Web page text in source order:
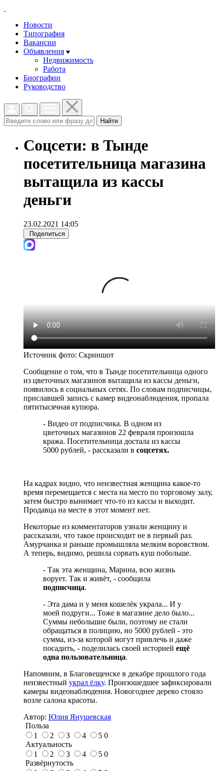
Новости
Типография
Вакансии
Объявления
Недвижимость
Работа
Биографии
Руководство
Найти
Соцсети: в Тынде
посетительница магазина
вытащила из кассы
деньги
23.02.2021 14:05
Поделиться
Источник фото: Скриншот
Сообщение о том, что в Тынде посетительница одного
из цветочных магазинов вытащила из кассы деньги,
появилось в социальных сетях. По словам подписчицы,
приславшей запись с камер видеонаблюдения, пропала
пятитысячная купюра.
- Видео от подписчика. В одном из
цветочных магазинов 22 февраля произошла
кража. Посетительница достала из кассы
5000 рублей, - рассказали в соцсетях.
На кадрах видно, что неизвестная женщина какое-то
время перемещается с места на место по торговому залу,
затем быстро вынимает что-то из кассы и выходит.
Продавца на месте в этот момент нет.
Некоторые из комментаторов узнали женщину и
рассказали, что такое происходит не в первый раз.
Амурчанка и раньше промышляла мелким воровством.
А теперь, видимо, решила сорвать куш побольше.
- Так эта женщина, Марина, всю жизнь
ворует. Так и живёт, - сообщила
подписчица.
- Эта дама и у меня кошелёк украла... И у
моей подруги... Тоже в магазине дело было...
Суммы небольшие были, поэтому не стали
обращаться в полицию, но 5000 рублей - это
сумма, из-за которой могут привлечь и даже
посадить, - поделилась своей историей ещё
одна пользовательница.
Напомним, в Благовещенске в декабре прошлого года
неизвестный украл ёлку. Произошедшее зафиксировали
камеры видеонаблюдения. Новогоднее дерево стояло
возле салона красоты.
Автор: Юлия Янушевская
Польза
1
2 3 4 5 0
Актуальность
1
2 3 4 5 0
Развёрнутость